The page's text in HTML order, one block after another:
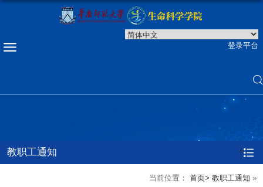
登录平台
教职工通知 =
当前位置： 首页> 教职工通知 »